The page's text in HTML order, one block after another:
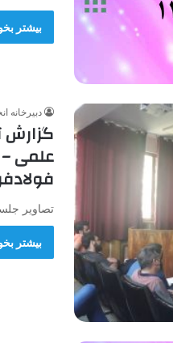
بیشتر
دبیرخانه
گزارش
تصاویر
بیشتر